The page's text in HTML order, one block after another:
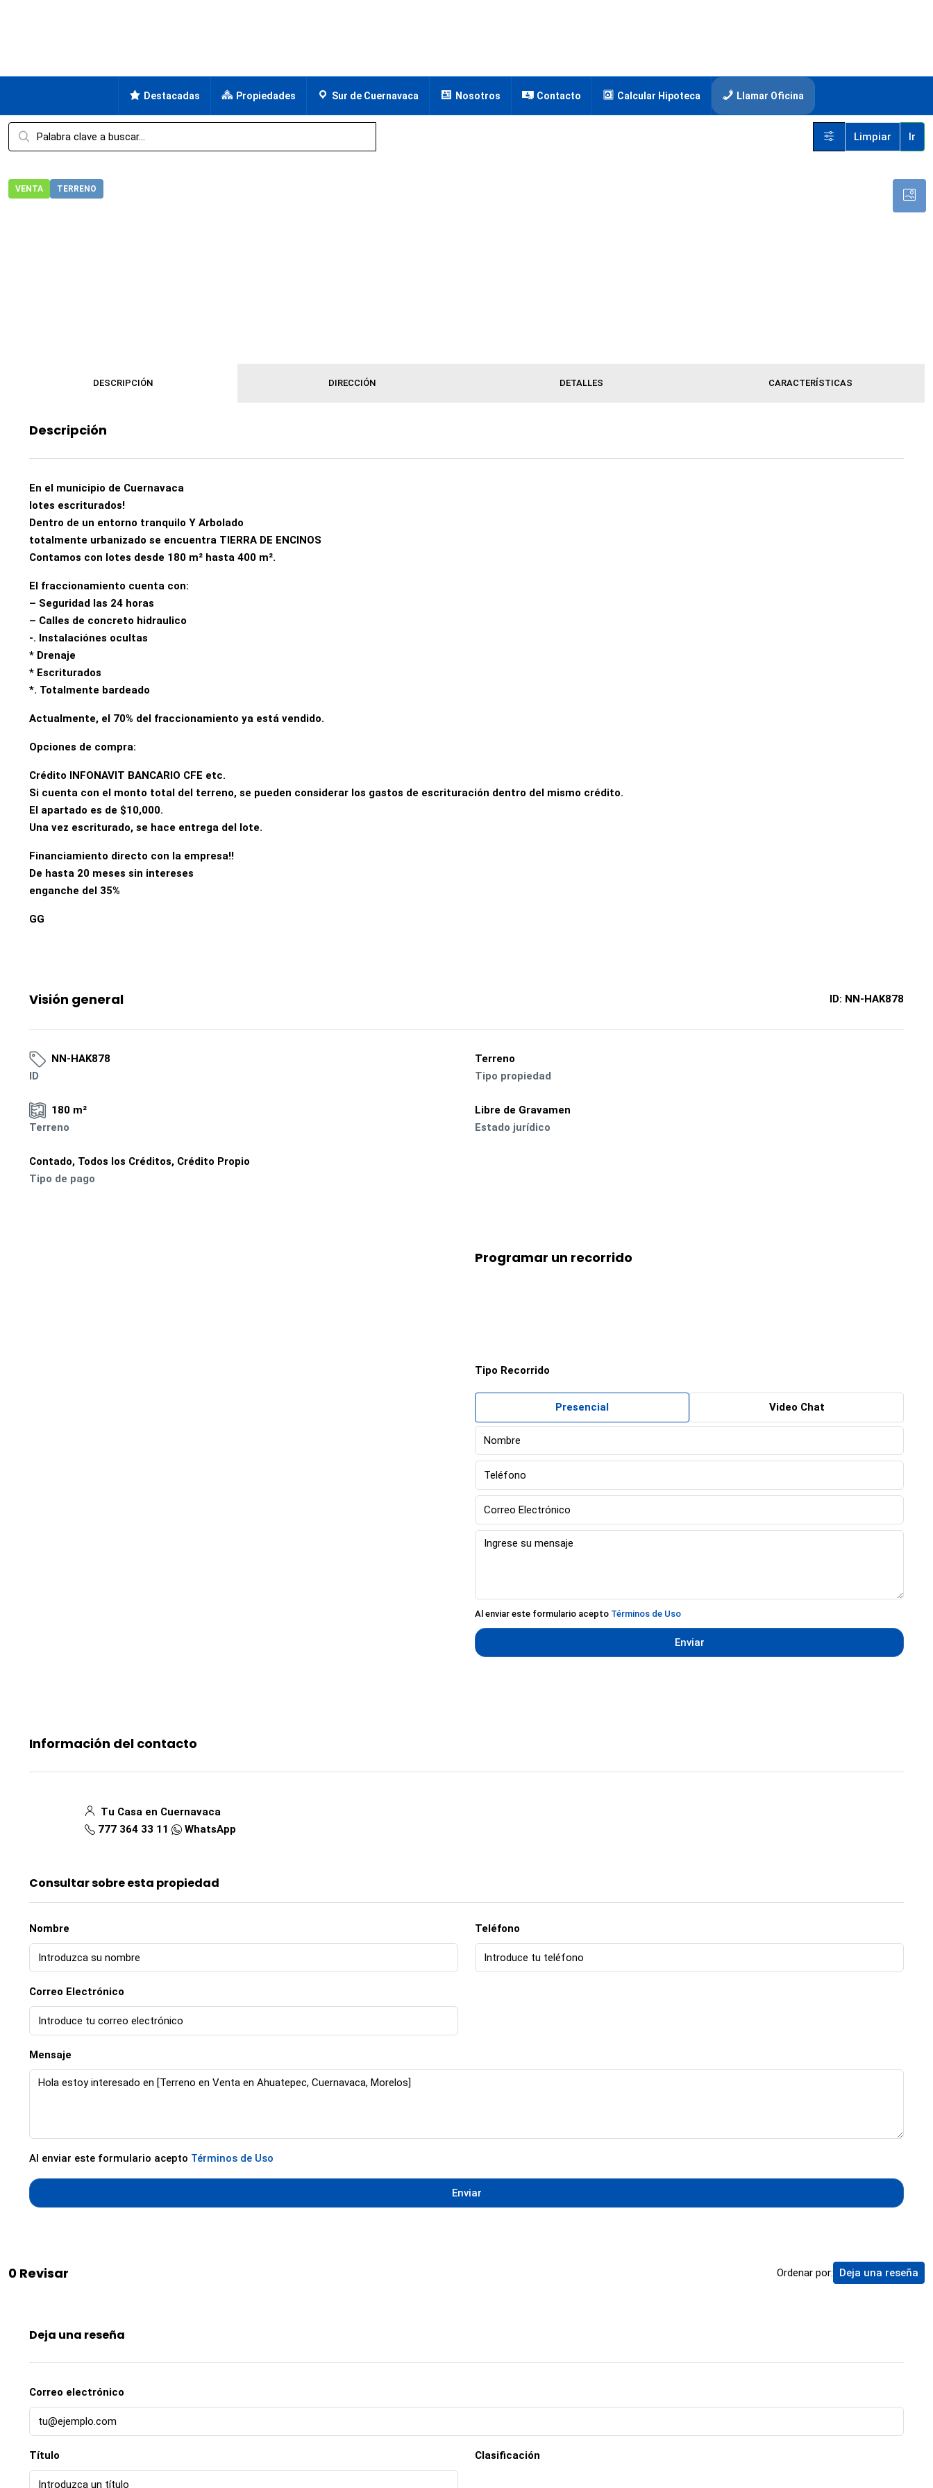
Destacadas Propiedades Sur de Cuernavaca Nosotros Contacto Calcular Hipoteca Llamar Oficina
Limpiar Ir
VENTA TERRENO
DESCRIPCIÓN DIRECCIÓN DETALLES CARACTERÍSTICAS
Descripción
En el municipio de Cuernavaca
lotes escriturados!
Dentro de un entorno tranquilo Y Arbolado
totalmente urbanizado se encuentra TIERRA DE ENCINOS
Contamos con lotes desde 180 m² hasta 400 m².
El fraccionamiento cuenta con:
– Seguridad las 24 horas
– Calles de concreto hidraulico
-. Instalaciónes ocultas
* Drenaje
* Escriturados
*. Totalmente bardeado
Actualmente, el 70% del fraccionamiento ya está vendido.
Opciones de compra:
Crédito INFONAVIT BANCARIO CFE etc.
Si cuenta con el monto total del terreno, se pueden considerar los gastos de escrituración dentro del mismo crédito.
El apartado es de $10,000.
Una vez escriturado, se hace entrega del lote.
Financiamiento directo con la empresa!!
De hasta 20 meses sin intereses
enganche del 35%
GG
Visión general ID: NN-HAK878
NN-HAK878
ID
Terreno
Tipo propiedad
180 m²
Terreno
Libre de Gravamen
Estado jurídico
Contado, Todos los Créditos, Crédito Propio
Tipo de pago
Programar un recorrido
Tipo Recorrido
Presencial Video Chat
Al enviar este formulario acepto Términos de Uso
Enviar
Información del contacto
Tu Casa en Cuernavaca
777 364 33 11
WhatsApp
Consultar sobre esta propiedad
Nombre Teléfono
Correo Electrónico
Mensaje
Al enviar este formulario acepto Términos de Uso
Enviar
0 Revisar Ordenar por: Deja una reseña
Deja una reseña
Correo electrónico
Título Clasificación